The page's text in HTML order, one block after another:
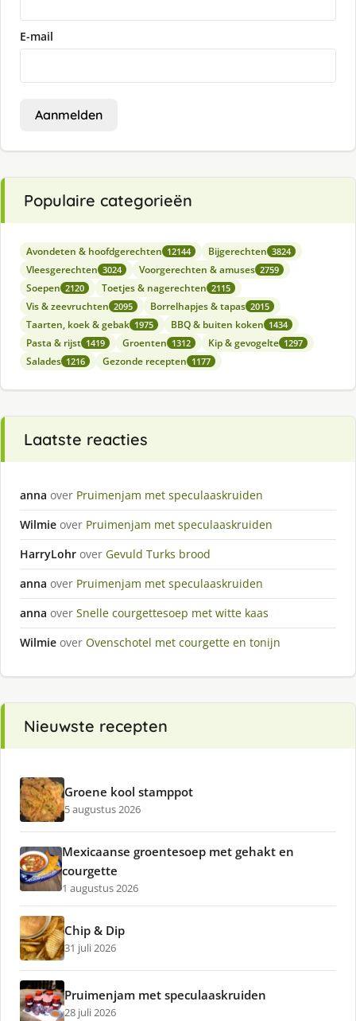
E-mail
Aanmelden
Populaire categorieën
Avondeten & hoofdgerechten 12144 Bijgerechten 3824
Vleesgerechten 3024 Voorgerechten & amuses 2759
Soepen 2120 Toetjes & nagerechten 2115
Vis & zeevruchten 2095 Borrelhapjes & tapas 2015
Taarten, koek & gebak 1975 BBQ & buiten koken 1434
Pasta & rijst 1419 Groenten 1312 Kip & gevogelte 1297
Salades 1216 Gezonde recepten 1177
Laatste reacties
anna over Pruimenjam met speculaaskruiden
Wilmie over Pruimenjam met speculaaskruiden
HarryLohr over Gevuld Turks brood
anna over Pruimenjam met speculaaskruiden
anna over Snelle courgettesoep met witte kaas
Wilmie over Ovenschotel met courgette en tonijn
Nieuwste recepten
Groene kool stamppot
5 augustus 2026
Mexicaanse groentesoep met gehakt en
courgette
1 augustus 2026
Chip & Dip
31 juli 2026
Pruimenjam met speculaaskruiden
28 juli 2026